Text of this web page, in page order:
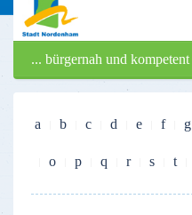
... bürgernah und kompetent
a b c d e f g
o p q r s t